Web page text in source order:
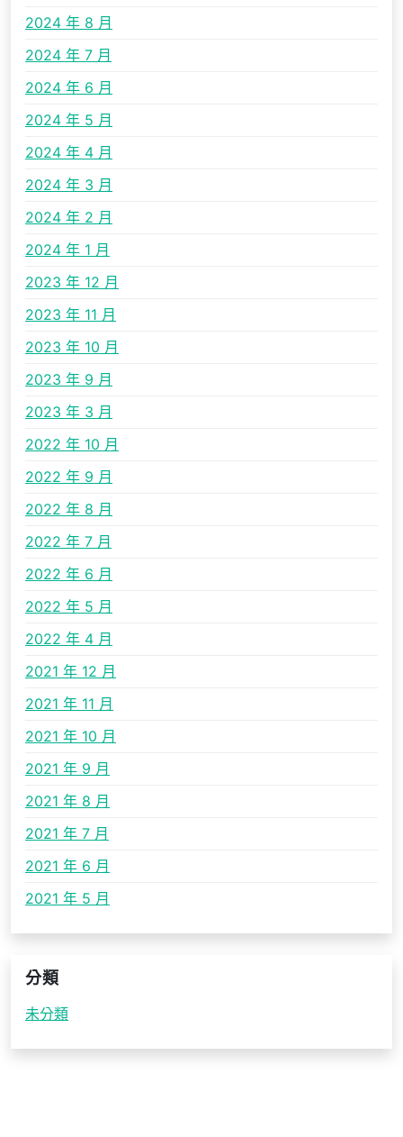
2024 年 8 月
2024 年 7 月
2024 年 6 月
2024 年 5 月
2024 年 4 月
2024 年 3 月
2024 年 2 月
2024 年 1 月
2023 年 12 月
2023 年 11 月
2023 年 10 月
2023 年 9 月
2023 年 3 月
2022 年 10 月
2022 年 9 月
2022 年 8 月
2022 年 7 月
2022 年 6 月
2022 年 5 月
2022 年 4 月
2021 年 12 月
2021 年 11 月
2021 年 10 月
2021 年 9 月
2021 年 8 月
2021 年 7 月
2021 年 6 月
2021 年 5 月
分類
未分類